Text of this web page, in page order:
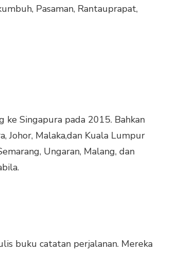
Pasaman, Rantauprapat,
ke Singapura pada 2015. Bahkan
Johor, Malaka,dan Kuala Lumpur
Ungaran, Malang, dan
buku catatan perjalanan. Mereka